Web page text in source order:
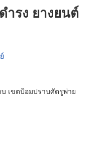
รง ยางยนต์
เขตป้อมปราบศัตรูพ่าย